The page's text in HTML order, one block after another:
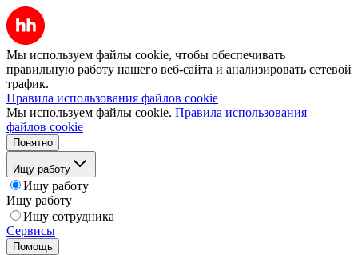
Мы используем файлы cookie, чтобы обеспечивать
правильную работу нашего веб-сайта и анализировать сетевой
трафик.
Правила использования файлов cookie
Мы используем файлы cookie. Правила использования
файлов cookie
Понятно
Ищу работу
Ищу работу
Ищу работу
Ищу сотрудника
Сервисы
Помощь